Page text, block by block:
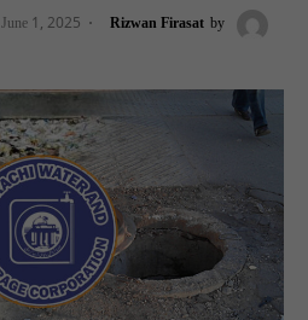
by
Rizwan Firasat
June 1, 2025